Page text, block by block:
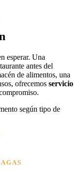
esperar. Una
antes del
de alimentos, una
ofrecemos servicio
según tipo de